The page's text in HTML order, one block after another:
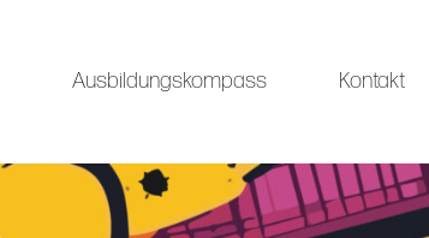
Ausbildungskompass Kontakt